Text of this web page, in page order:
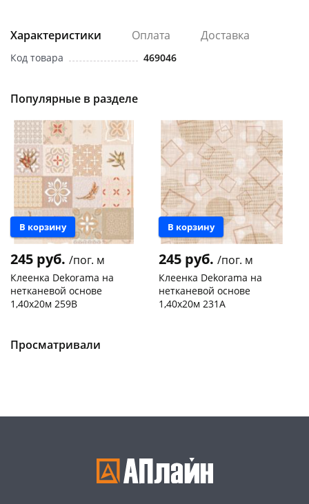
Характеристики Оплата Доставка
Код товара 469046
Популярные в разделе
Новинка
В корзину
245 руб. /пог. м
Клеенка Dekorama на
нетканевой основе
1,40х20м 259В
Код товара
Новинка
В корзину
245 руб. /пог. м
Клеенка Dekorama на
нетканевой основе
1,40х20м 231А
Просматривали